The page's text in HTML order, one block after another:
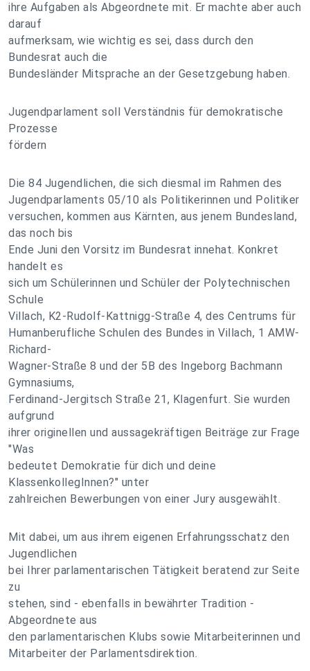
ihre Aufgaben als Abgeordnete mit. Er machte aber auch
darauf
aufmerksam, wie wichtig es sei, dass durch den
Bundesrat auch die
Bundesländer Mitsprache an der Gesetzgebung haben.
Jugendparlament soll Verständnis für demokratische
Prozesse
fördern
Die 84 Jugendlichen, die sich diesmal im Rahmen des
Jugendparlaments 05/10 als Politikerinnen und Politiker
versuchen, kommen aus Kärnten, aus jenem Bundesland,
das noch bis
Ende Juni den Vorsitz im Bundesrat innehat. Konkret
handelt es
sich um Schülerinnen und Schüler der Polytechnischen
Schule
Villach, K2-Rudolf-Kattnigg-Straße 4, des Centrums für
Humanberufliche Schulen des Bundes in Villach, 1 AMW-
Richard-
Wagner-Straße 8 und der 5B des Ingeborg Bachmann
Gymnasiums,
Ferdinand-Jergitsch Straße 21, Klagenfurt. Sie wurden
aufgrund
ihrer originellen und aussagekräftigen Beiträge zur Frage
"Was
bedeutet Demokratie für dich und deine
KlassenkollegInnen?" unter
zahlreichen Bewerbungen von einer Jury ausgewählt.
Mit dabei, um aus ihrem eigenen Erfahrungsschatz den
Jugendlichen
bei Ihrer parlamentarischen Tätigkeit beratend zur Seite
zu
stehen, sind - ebenfalls in bewährter Tradition -
Abgeordnete aus
den parlamentarischen Klubs sowie Mitarbeiterinnen und
Mitarbeiter der Parlamentsdirektion.